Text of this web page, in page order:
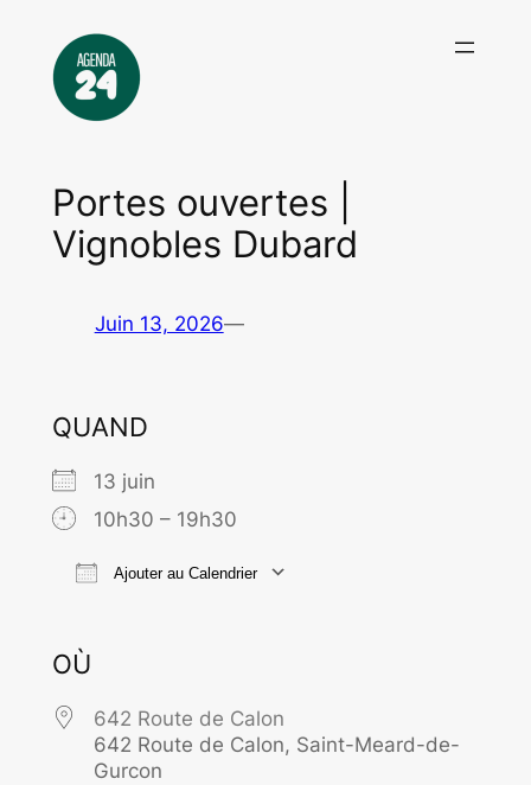
contenu
Portes ouvertes |
Vignobles Dubard
Juin 13, 2026—
QUAND
13 juin
10h30 – 19h30
Ajouter au Calendrier
OÙ
642 Route de Calon
642 Route de Calon, Saint-Meard-de-
Gurcon